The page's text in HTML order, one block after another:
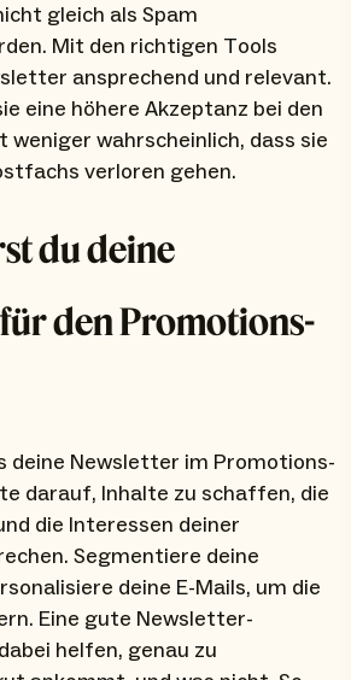
gleich als Spam
Mit den richtigen Tools
ansprechend und relevant.
eine höhere Akzeptanz bei den
weniger wahrscheinlich, dass sie
verloren gehen.
du deine
den Promotions-
deine Newsletter im Promotions-
darauf, Inhalte zu schaffen, die
die Interessen deiner
Segmentiere deine
deine E-Mails, um die
Eine gute Newsletter-
helfen, genau zu